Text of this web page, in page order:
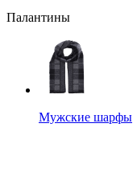
Палантины
Мужские шарфы